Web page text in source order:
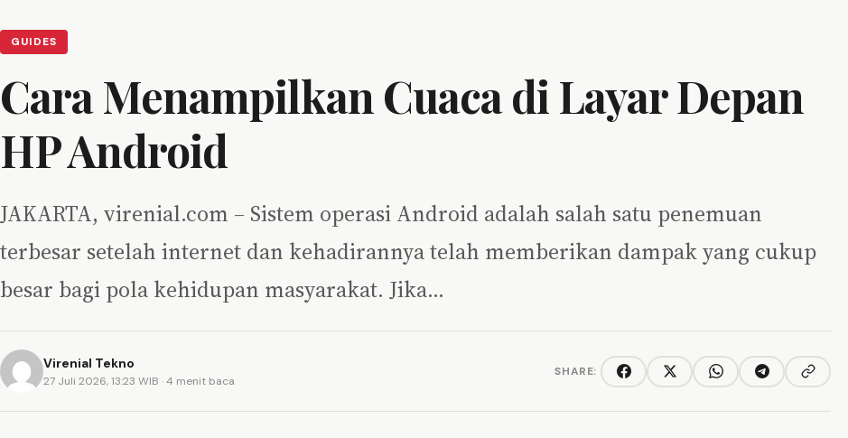
GUIDES
Cara Menampilkan Cuaca di Layar Depan
HP Android
JAKARTA, virenial.com – Sistem operasi Android adalah salah satu penemuan
terbesar setelah internet dan kehadirannya telah memberikan dampak yang cukup
besar bagi pola kehidupan masyarakat. Jika…
Virenial Tekno
27 Juli 2026, 13:23 WIB · 4 menit baca
SHARE: FacebookTwitter/XWhatsAppTelegramCopy link